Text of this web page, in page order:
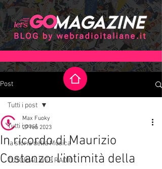
Post
Tutti i post
la storia della Musica
TUTORIAL WEB RADIO
Tutti i post
In ricordo di Maurizio
Costanzo: l’intimità della
Max Fuoky
27 feb 2023